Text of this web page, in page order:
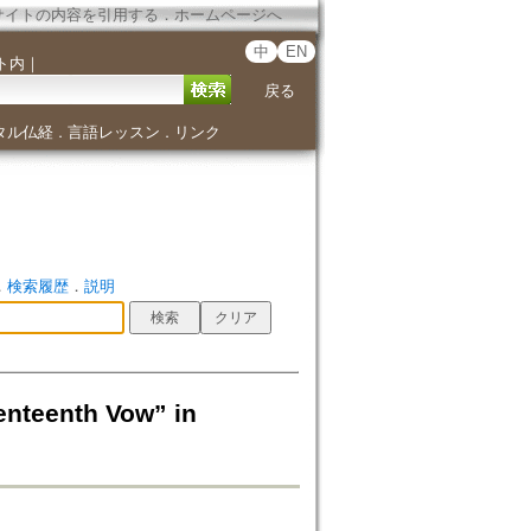
イトの内容を引用する ． ホームページへ
内 ｜
中 EN
戻る
ル仏経． 言語レッスン ． リンク
検索履歴． 説明
Vow” in